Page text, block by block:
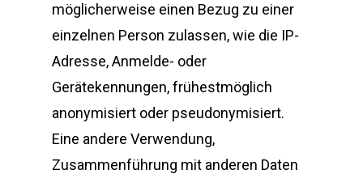
möglicherweise einen Bezug zu einer
einzelnen Person zulassen, wie die IP-
Adresse, Anmelde- oder
Gerätekennungen, frühestmöglich
anonymisiert oder pseudonymisiert.
Eine andere Verwendung,
Zusammenführung mit anderen Daten